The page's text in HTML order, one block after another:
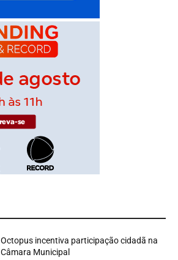
Octopus incentiva participação cidadã na
Câmara Municipal